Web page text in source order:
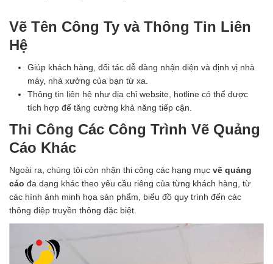
Vẽ Tên Công Ty và Thông Tin Liên
Hệ
Giúp khách hàng, đối tác dễ dàng nhận diện và định vị nhà
máy, nhà xưởng của bạn từ xa.
Thông tin liên hệ như địa chỉ website, hotline có thể được
tích hợp để tăng cường khả năng tiếp cận.
Thi Công Các Công Trình Vẽ Quảng
Cáo Khác
Ngoài ra, chúng tôi còn nhận thi công các hạng mục vẽ quảng
cáo đa dạng khác theo yêu cầu riêng của từng khách hàng, từ
các hình ảnh minh họa sản phẩm, biểu đồ quy trình đến các
thông điệp truyền thông đặc biệt.